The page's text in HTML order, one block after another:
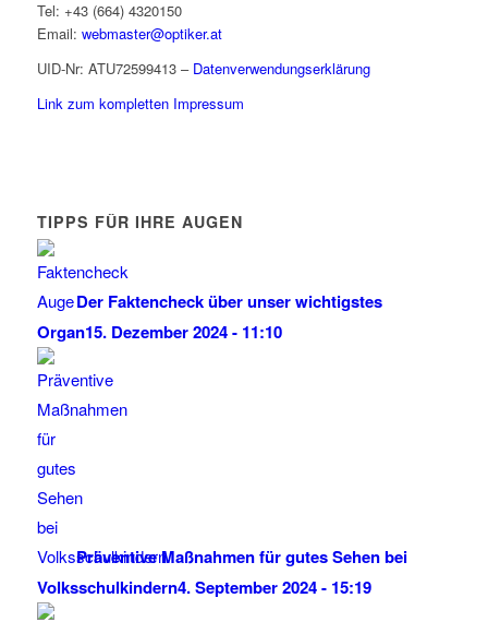
Tel: +43 (664) 4320150
Email: webmaster@optiker.at
UID-Nr: ATU72599413 – Datenverwendungserklärung
Link zum kompletten Impressum
TIPPS FÜR IHRE AUGEN
Der Faktencheck über unser wichtigstes
Organ15. Dezember 2024 - 11:10
Präventive Maßnahmen für gutes Sehen bei
Volksschulkindern4. September 2024 - 15:19